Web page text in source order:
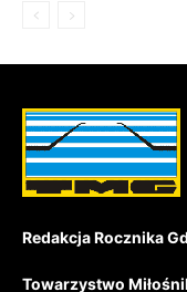
Redakcja Rocznika
Towarzystwo